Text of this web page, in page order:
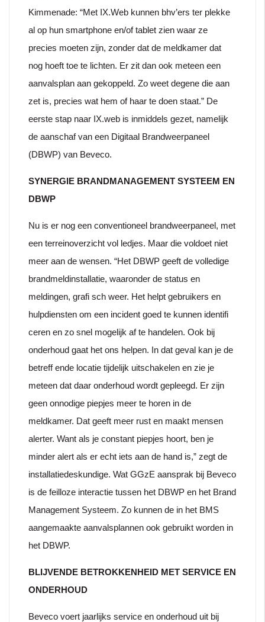
Kimmenade: “Met IX.Web kunnen bhv’ers ter plekke
al op hun smartphone en/of tablet zien waar ze
precies moeten zijn, zonder dat de meldkamer dat
nog hoeft toe te lichten. Er zit dan ook meteen een
aanvalsplan aan gekoppeld. Zo weet degene die aan
zet is, precies wat hem of haar te doen staat.” De
eerste stap naar IX.web is inmiddels gezet, namelijk
de aanschaf van een Digitaal Brandweerpaneel
(DBWP) van Beveco.
SYNERGIE BRANDMANAGEMENT SYSTEEM EN
DBWP
Nu is er nog een conventioneel brandweerpaneel, met
een terreinoverzicht vol ledjes. Maar die voldoet niet
meer aan de wensen. “Het DBWP geeft de volledige
brandmeldinstallatie, waaronder de status en
meldingen, grafi sch weer. Het helpt gebruikers en
hulpdiensten om een incident goed te kunnen identifi
ceren en zo snel mogelijk af te handelen. Ook bij
onderhoud gaat het ons helpen. In dat geval kan je de
betreff ende locatie tijdelijk uitschakelen en zie je
meteen dat daar onderhoud wordt gepleegd. Er zijn
geen onnodige piepjes meer te horen in de
meldkamer. Dat geeft meer rust en maakt mensen
alerter. Want als je constant piepjes hoort, ben je
minder alert als er echt iets aan de hand is,” zegt de
installatiedeskundige. Wat GGzE aansprak bij Beveco
is de feilloze interactie tussen het DBWP en het Brand
Management Systeem. Zo kunnen de in het BMS
aangemaakte aanvalsplannen ook gebruikt worden in
het DBWP.
BLIJVENDE BETROKKENHEID MET SERVICE EN
ONDERHOUD
Beveco voert jaarlijks service en onderhoud uit bij